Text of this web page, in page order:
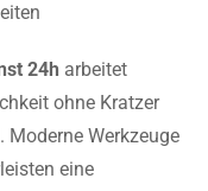
24h arbeitet
ohne Kratzer
Werkzeuge
eine